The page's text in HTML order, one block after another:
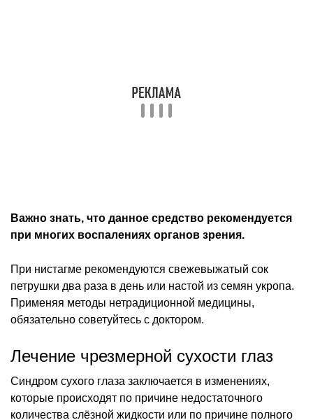
Важно знать, что данное средство рекомендуется
при многих воспалениях органов зрения.
При нистагме рекомендуются свежевыжатый сок
петрушки два раза в день или настой из семян укропа.
Применяя методы нетрадиционной медицины,
обязательно советуйтесь с доктором.
Лечение чрезмерной сухости глаз
Синдром сухого глаза заключается в изменениях,
которые происходят по причине недостаточного
количества слёзной жидкости или по причине полного